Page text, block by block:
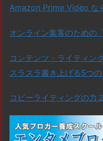
Amazon Prime Video な
オンライン集客のための
コンテンツ・ライティン
スラスラ書き上げる5つ
コピーライティングの力２